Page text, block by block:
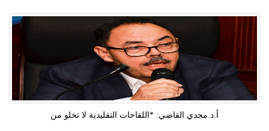
أ.د.مجدي القاضي: *اللقاحات التقليدية لا تخلو من